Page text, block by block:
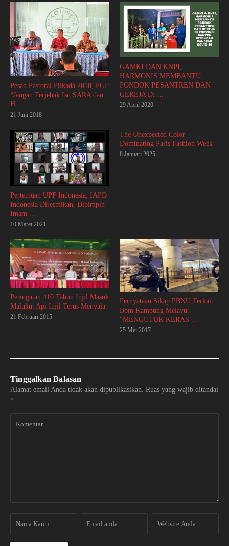
Pesan Pastoral Pilkada 2018, PGI:
“Jangan Terjebak Isu SARA dan
H ...
21 Juni 2018
GAMKI DAN KNPI,
HARMONIS MEMBANTU
PONDOK PESANTREN DAN
GEREJA DI ...
29 April 2020
Pertemuan UPF Indonesia, IAPD
Indonesia Diresmikan, Dipimpin
Imam ...
10 Maret 2021
The Unexpected Color
Dominating Paris Fashion Week
8 Januari 2025
Peringatan 410 Tahun Injil Masuk
Maluku: Api Injil Terus Menyala
21 Februari 2015
Pernyataan Sikap PBNU Terkait
Bom Kampung Melayu:
“MENGUTUK KERAS ...
25 Mei 2017
Tinggalkan Balasan
Alamat email Anda tidak akan dipublikasikan. Ruas yang wajib ditandai
*